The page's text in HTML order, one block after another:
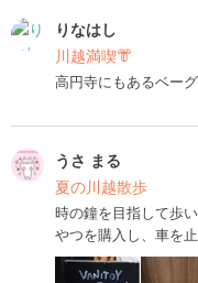
りなはし
川越満喫👘
高円寺にもあるベー
うさ まる
夏の川越散歩
時の鐘を目指して歩
やつを購入し、車を